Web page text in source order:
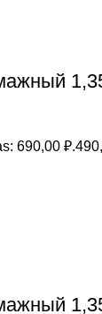
690,00 ₽.